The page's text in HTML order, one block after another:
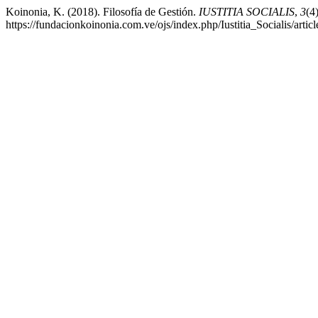
Koinonia, K. (2018). Filosofía de Gestión. IUSTITIA SOCIALIS, 3
https://fundacionkoinonia.com.ve/ojs/index.php/Iustitia_Socialis/